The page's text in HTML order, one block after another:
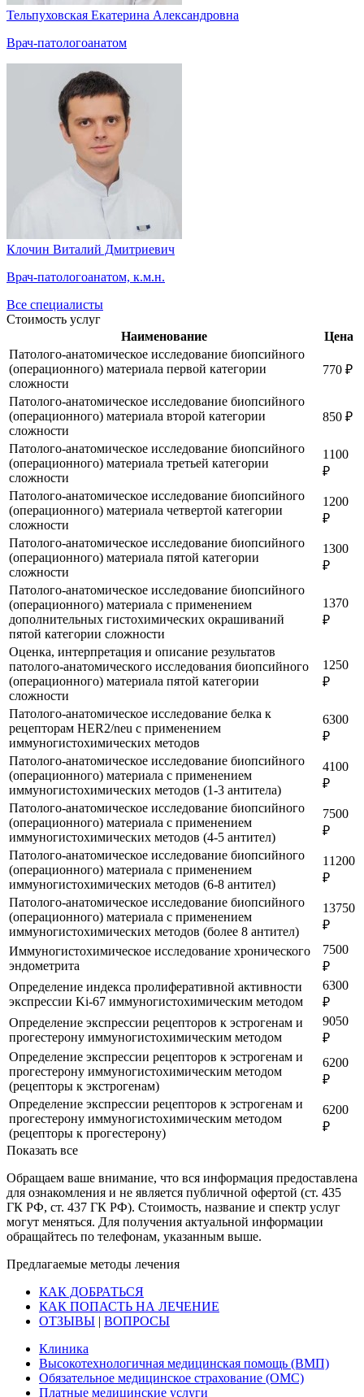
Тельпуховская Екатерина Александровна
Врач-патологоанатом
Клочин Виталий Дмитриевич
Врач-патологоанатом, к.м.н.
Все специалисты
Стоимость услуг
Наименование
Цена
Патолого-анатомическое исследование биопсийного
(операционного) материала первой категории
сложности
770 ₽
Патолого-анатомическое исследование биопсийного
(операционного) материала второй категории
сложности
850 ₽
Патолого-анатомическое исследование биопсийного
(операционного) материала третьей категории
сложности
1100
₽
Патолого-анатомическое исследование биопсийного
(операционного) материала четвертой категории
сложности
1200
₽
Патолого-анатомическое исследование биопсийного
(операционного) материала пятой категории
сложности
1300
₽
Патолого-анатомическое исследование биопсийного
(операционного) материала с применением
дополнительных гистохимических окрашиваний
пятой категории сложности
1370
₽
Оценка, интерпретация и описание результатов
патолого-анатомического исследования биопсийного
(операционного) материала пятой категории
сложности
1250
₽
Патолого-анатомическое исследование белка к
рецепторам HER2/neu с применением
иммуногистохимических методов
6300
₽
Патолого-анатомическое исследование биопсийного
(операционного) материала с применением
иммуногистохимических методов (1-3 антитела)
4100
₽
Патолого-анатомическое исследование биопсийного
(операционного) материала с применением
иммуногистохимических методов (4-5 антител)
7500
₽
Патолого-анатомическое исследование биопсийного
(операционного) материала с применением
иммуногистохимических методов (6-8 антител)
11200
₽
Патолого-анатомическое исследование биопсийного
(операционного) материала с применением
иммуногистохимических методов (более 8 антител)
13750
₽
Иммуногистохимическое исследование хронического
эндометрита
7500
₽
Определение индекса пролиферативной активности
экспрессии Ki-67 иммуногистохимическим методом
6300
₽
Определение экспрессии рецепторов к эстрогенам и
прогестерону иммуногистохимическим методом
9050
₽
Определение экспрессии рецепторов к эстрогенам и
прогестерону иммуногистохимическим методом
(рецепторы к экстрогенам)
6200
₽
Определение экспрессии рецепторов к эстрогенам и
прогестерону иммуногистохимическим методом
(рецепторы к прогестерону)
6200
₽
Показать все
Обращаем ваше внимание, что вся информация предоставлена
для ознакомления и не является публичной офертой (ст. 435
ГК РФ, ст. 437 ГК РФ). Стоимость, название и спектр услуг
могут меняться. Для получения актуальной информации
обращайтесь по телефонам, указанным выше.
Предлагаемые методы лечения
КАК ДОБРАТЬСЯ
КАК ПОПАСТЬ НА ЛЕЧЕНИЕ
ОТЗЫВЫ | ВОПРОСЫ
Клиника
Высокотехнологичная медицинская помощь (ВМП)
Обязательное медицинское страхование (ОМС)
Платные медицинские услуги